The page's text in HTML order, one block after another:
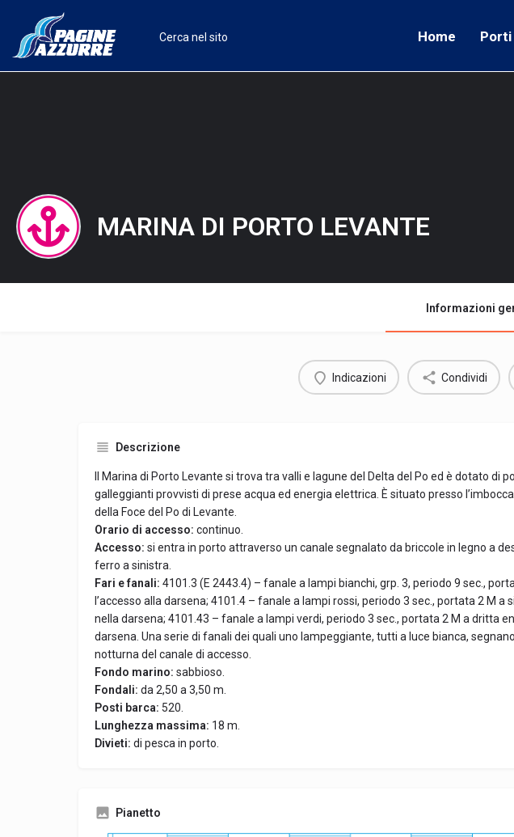
Home Porti
MARINA DI PORTO LEVANTE
Informazioni
Indicazioni Condividi
Descrizione
Il Marina di Porto Levante si trova tra valli e lagune del Delta del Po ed è dotato di
galleggianti provvisti di prese acqua ed energia elettrica. È situato presso
della Foce del Po di Levante.
Orario di accesso: continuo.
Accesso: si entra in porto attraverso un canale segnalato da briccole in legno a
ferro a sinistra.
Fari e fanali: 4101.3 (E 2443.4) – fanale a lampi bianchi, grp. 3, periodo 9 sec.,
l’accesso alla darsena; 4101.4 – fanale a lampi rossi, periodo 3 sec., portata 2 M a
nella darsena; 4101.43 – fanale a lampi verdi, periodo 3 sec., portata 2 M a dritta
darsena. Una serie di fanali dei quali uno lampeggiante, tutti a luce bianca,
notturna del canale di accesso.
Fondo marino: sabbioso.
Fondali: da 2,50 a 3,50 m.
Posti barca: 520.
Lunghezza massima: 18 m.
Divieti: di pesca in porto.
Pianetto